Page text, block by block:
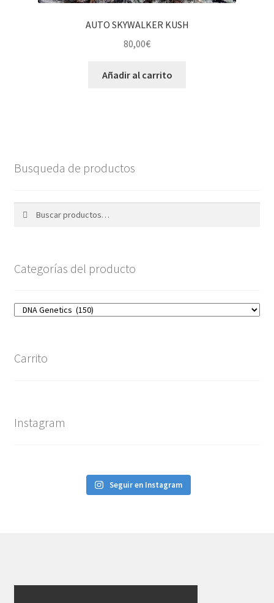
AUTO SKYWALKER KUSH
80,00€
Añadir al carrito
Busqueda de productos
Categorías del producto
Carrito
Instagram
Seguir en Instagram